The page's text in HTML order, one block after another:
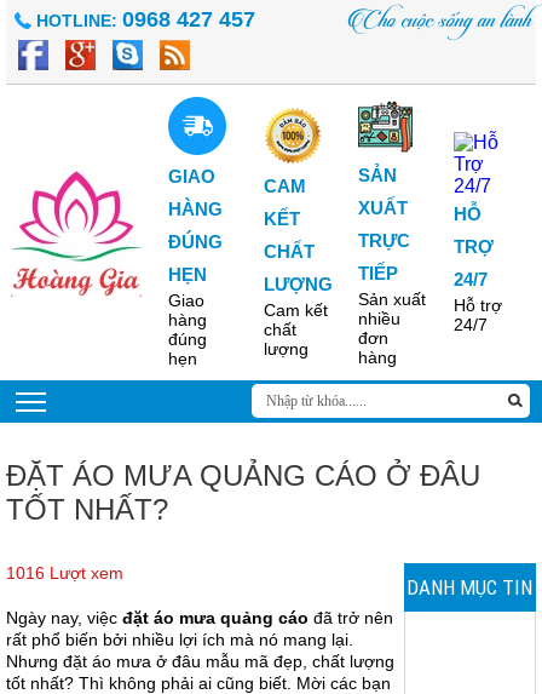
HOTLINE: 0968 427 457 Cho cuộc sống an lành
GIAO
HÀNG
ĐÚNG
HẸN
Giao
hàng
đúng
hẹn
CAM
KẾT
CHẤT
LƯỢNG
Cam kết
chất
lượng
SẢN
XUẤT
TRỰC
TIẾP
Sản xuất
nhiều
đơn
hàng
HỖ
TRỢ
24/7
Hỗ trợ
24/7
ĐẶT ÁO MƯA QUẢNG CÁO Ở ĐÂU
TỐT NHẤT?
1016 Lượt xem
Ngày nay, việc đặt áo mưa quảng cáo đã trở nên
rất phổ biến bởi nhiều lợi ích mà nó mang lại.
Nhưng đặt áo mưa ở đâu mẫu mã đẹp, chất lượng
tốt nhất? Thì không phải ai cũng biết. Mời các bạn
DANH MỤC TIN